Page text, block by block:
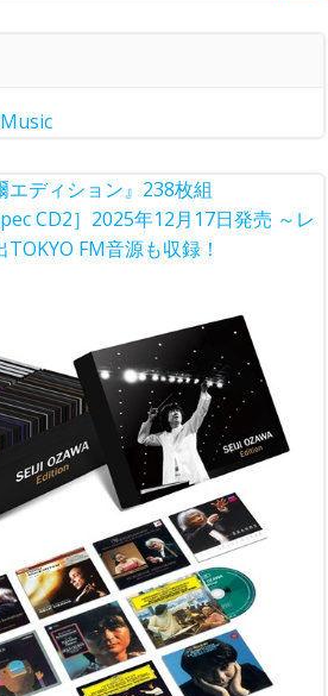
エディション』238枚組
CD2］2025年12月17日発売 ～レ
FM音源も収録！